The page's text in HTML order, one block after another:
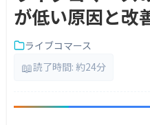
が低い原因と改
ライブコマース
📖読了時間: 約24分